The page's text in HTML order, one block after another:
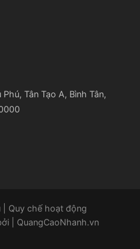
Tân Tạo A, Bình Tân,
Quy chế hoạt động
| QuangCaoNhanh.vn